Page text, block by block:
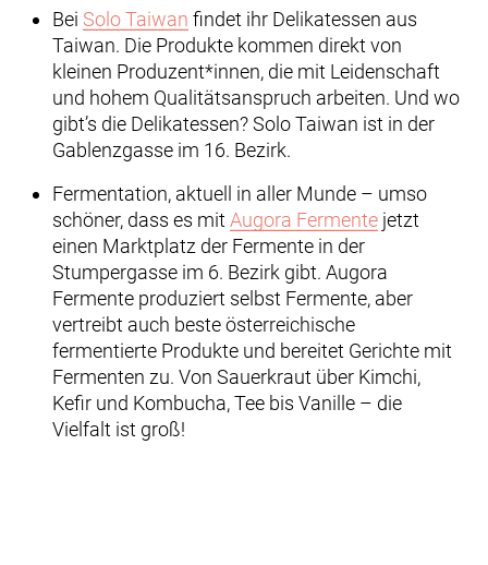
Bei Solo Taiwan findet ihr Delikatessen aus
Taiwan. Die Produkte kommen direkt von
kleinen Produzent*innen, die mit Leidenschaft
und hohem Qualitätsanspruch arbeiten. Und wo
gibt’s die Delikatessen? Solo Taiwan ist in der
Gablenzgasse im 16. Bezirk.
Fermentation, aktuell in aller Munde – umso
schöner, dass es mit Augora Fermente jetzt
einen Marktplatz der Fermente in der
Stumpergasse im 6. Bezirk gibt. Augora
Fermente produziert selbst Fermente, aber
vertreibt auch beste österreichische
fermentierte Produkte und bereitet Gerichte mit
Fermenten zu. Von Sauerkraut über Kimchi,
Kefir und Kombucha, Tee bis Vanille – die
Vielfalt ist groß!